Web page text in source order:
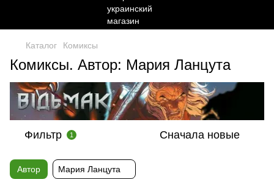
Каталог Комиксы
Комиксы. Автор: Мария Ланцута
Фильтр 1 Сначала новые
Автор Мария Ланцута